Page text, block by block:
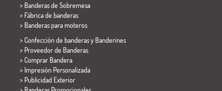
> Banderas de Sobremesa
> Fábrica de banderas
> Banderas para moteros
> Confección de banderas y Banderines
> Proveedor de Banderas
> Comprar Bandera
> Impresión Personalizada
> Publicidad Exterior